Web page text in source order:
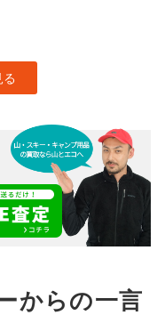
からの一言